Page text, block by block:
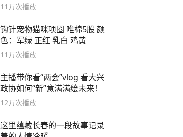
11万次播放
钩针宠物猫咪项圈 唯棉5股 颜
色：军绿 正红 乳白 鸡黄
11万次播放
主播带你看“两会”vlog 看大兴
政协如何“新”意满满绘未来！
12万次播放
这里蕴藏长春的一段故事记录